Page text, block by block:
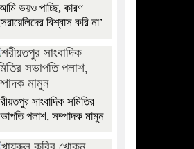
ভয়ও পাচ্ছি, কারণ
বিশ্বাস করি না’
সাংবাদিক সমিতির
পলাশ, সম্পাদক মামুন